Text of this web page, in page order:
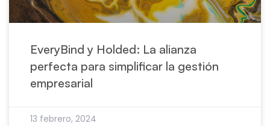
EveryBind y Holded: La alianza
perfecta para simplificar la gestión
empresarial
13 febrero, 2024